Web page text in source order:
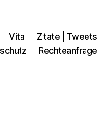
Vita
Zitate | Tweets
Rechteanfrage